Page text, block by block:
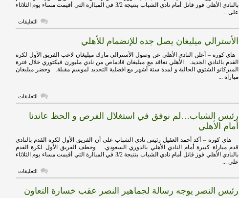
مغلقةبالنادي الأهلي فوز قاتل أمام نادي الشباب بنتيجة 3/2 في المباارة التي أقيمت مساء يوم الثلاثاء
على ...
التعليقاتعلى
سيرجي
فوز
الاهلي
الصعب
على
الأسترالي ميليغان يصل جده للإنضمام للأهلي
هاي كورة – أعلن النادي الأهلي عن وصول الأسترالي مارك ميليغان لاعب الفريق الأول لكرة
القدم بالنادي الجديد. الأهلي تعاقد مع ميليغان قادماص من نادي ملبورن فيكتوري خلال فترة
الميركاتو الشتوي الحالية و لمدة ستة أشهر مع افضلية التجديد لموسم مقبلة. وحضر ميليغان
مباراة ...
التعليقاتعلى
الأسترالي
مغلقة
رئيس الشباب…لم نوفق في استغلال الفرص و الحظ عاندنا
أمام الأهلي
هاي كورة – أكد أحمد العقيل رئيس نادي الشباب على أن الفريق الأول لكرة القدم بالنادي
قدم مباراة كبيرة أمام النادي الأهلي بالدوري السعودي. وخطف الفريق الأول لكرة القدم
بالنادي الأهلي فوز قاتل أمام نادي الشباب بنتيجة 3/2 في المباارة التي أقيمت مساء يوم الثلاثاء
على ...
التعليقاتعلى
رئيس
رئيس النصر يوجه رسالة لجماهير النصر عقب خسارة التعاون